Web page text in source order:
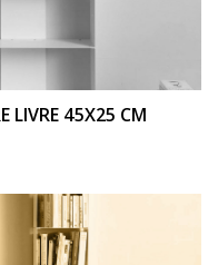
LIVRE 45X25 CM